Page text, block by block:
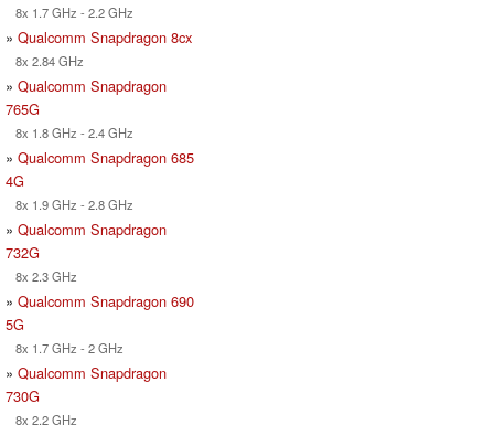
8x 1.7 GHz - 2.2 GHz
» Qualcomm Snapdragon 8cx
8x 2.84 GHz
» Qualcomm Snapdragon
765G
8x 1.8 GHz - 2.4 GHz
» Qualcomm Snapdragon 685
4G
8x 1.9 GHz - 2.8 GHz
» Qualcomm Snapdragon
732G
8x 2.3 GHz
» Qualcomm Snapdragon 690
5G
8x 1.7 GHz - 2 GHz
» Qualcomm Snapdragon
730G
8x 2.2 GHz